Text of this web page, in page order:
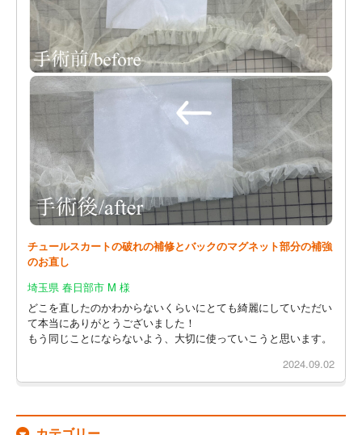
チュールスカートの破れの補修とバックのマグネット部分の補強
のお直し
埼玉県 春日部市 M 様
どこを直したのかわからないくらいにとても綺麗にしていただい
て本当にありがとうございました！
もう同じことにならないよう、大切に使っていこうと思います。
2024.09.02